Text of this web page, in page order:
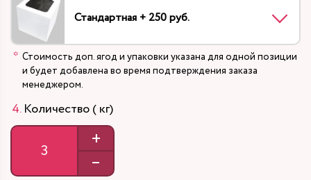
Стандартная + 250 руб.
Стоимость доп. ягод и упаковки указана для одной позиции
и будет добавлена во время подтверждения заказа
менеджером.
Количество ( кг)
+
–